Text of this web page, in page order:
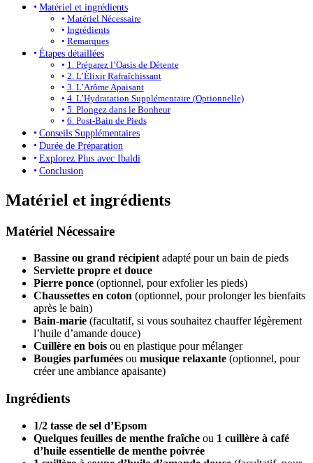
Matériel et ingrédients
Matériel Nécessaire
Ingrédients
Remarques
Étapes détaillées
1. Préparez l’Oasis de Détente
2. L’Élixir Rafraîchissant
3. L’Arôme Apaisant
4. L’Hydratation Supplémentaire (Optionnelle)
5. Plongez dans le Bonheur
6. Post-Bain de Pieds
Conseils Supplémentaires
Durée de Préparation
Explorez Plus avec Ibaldi
Conclusion
Matériel et ingrédients
Matériel Nécessaire
Bassine ou grand récipient adapté pour un bain de pieds
Serviette propre et douce
Pierre ponce (optionnel, pour exfolier les pieds)
Chaussettes en coton (optionnel, pour prolonger les bienfaits
après le bain)
Bain-marie (facultatif, si vous souhaitez chauffer légèrement
l’huile d’amande douce)
Cuillère en bois ou en plastique pour mélanger
Bougies parfumées ou musique relaxante (optionnel, pour
créer une ambiance apaisante)
Ingrédients
1/2 tasse de sel d’Epsom
Quelques feuilles de menthe fraîche ou 1 cuillère à café
d’huile essentielle de menthe poivrée